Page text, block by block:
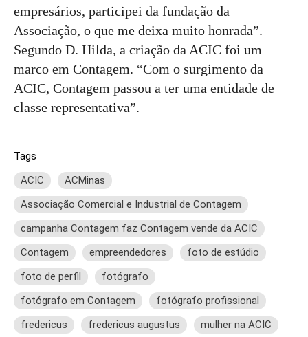
empresários, participei da fundação da
Associação, o que me deixa muito honrada”.
Segundo D. Hilda, a criação da ACIC foi um
marco em Contagem. “Com o surgimento da
ACIC, Contagem passou a ter uma entidade de
classe representativa”.
Tags
ACIC
ACMinas
Associação Comercial e Industrial de Contagem
campanha Contagem faz Contagem vende da ACIC
Contagem
empreendedores
foto de estúdio
foto de perfil
fotógrafo
fotógrafo em Contagem
fotógrafo profissional
fredericus
fredericus augustus
mulher na ACIC